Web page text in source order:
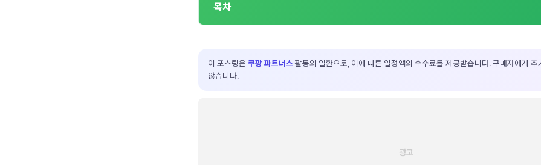
목차
이 포스팅은 쿠팡 파트너스 활동의 일환으로, 이에 따른 일정액의 수수료를 제공받습니다. 구매자에게 추
않습니다.